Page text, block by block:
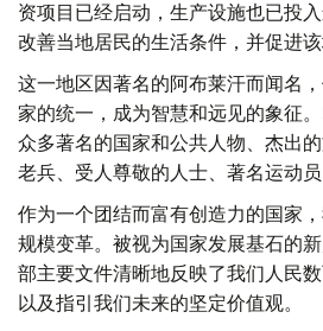
资项目已经启动，生产设施也已投
改善当地居民的生活条件，并促进该
这一地区因著名的阿布莱汗而闻名
家的统一，成为智慧和远见的象征
众多著名的国家和公共人物、杰出
老兵、受人尊敬的人士、著名运动员
作为一个团结而富有创造力的国家
规模变革。被视为国家发展基石的
部主要文件清晰地反映了我们人民
以及指引我们未来的坚定价值观。